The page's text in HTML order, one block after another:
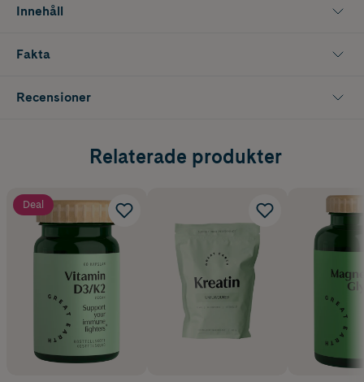
Innehåll
Fakta
Recensioner
Relaterade produkter
Deal